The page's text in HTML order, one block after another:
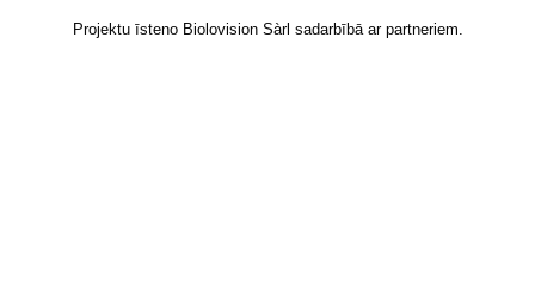
Projektu īsteno Biolovision Sàrl sadarbībā ar partneriem.